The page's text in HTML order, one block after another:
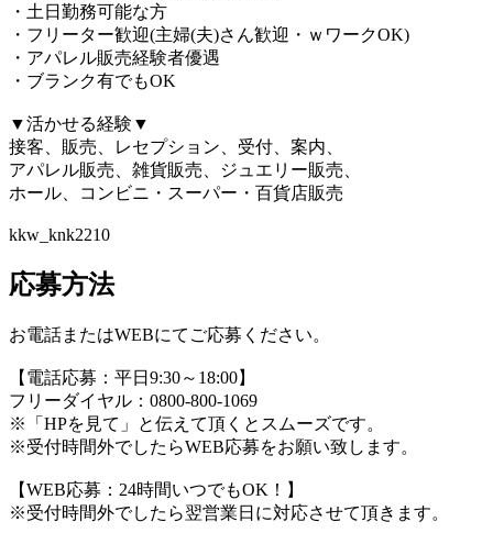
・土日勤務可能な方
・フリーター歓迎(主婦(夫)さん歓迎・ｗワークOK)
・アパレル販売経験者優遇
・ブランク有でもOK
▼活かせる経験▼
接客、販売、レセプション、受付、案内、
アパレル販売、雑貨販売、ジュエリー販売、
ホール、コンビニ・スーパー・百貨店販売
kkw_knk2210
応募方法
お電話またはWEBにてご応募ください。
【電話応募：平日9:30～18:00】
フリーダイヤル：0800-800-1069
※「HPを見て」と伝えて頂くとスムーズです。
※受付時間外でしたらWEB応募をお願い致します。
【WEB応募：24時間いつでもOK！】
※受付時間外でしたら翌営業日に対応させて頂きます。